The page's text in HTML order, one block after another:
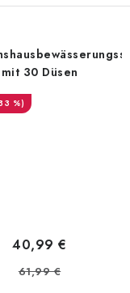
mit 30 Düsen
%)
40,99 €
61,99 €